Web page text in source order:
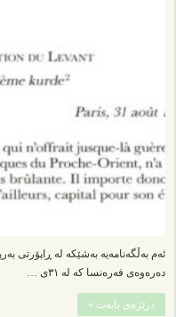
ئەم بەڵگەنامەیە بەشێکە لە ڕاپۆرتی
دەرەوەی فەرەنسا کە لە ٣١ی …
درێژەی بابەت »